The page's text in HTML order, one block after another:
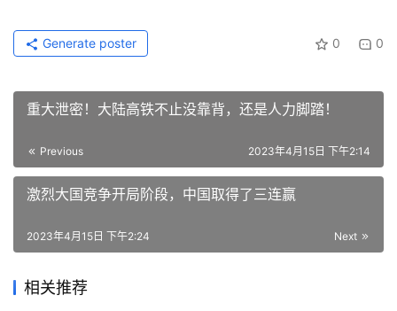
0 0
Generate poster
重大泄密！大陆高铁不止没靠背，还是人力脚踏！
Previous 2023年4月15日 下午2:14
激烈大国竞争开局阶段，中国取得了三连赢
Next
2023年4月15日 下午2:24
相关推荐